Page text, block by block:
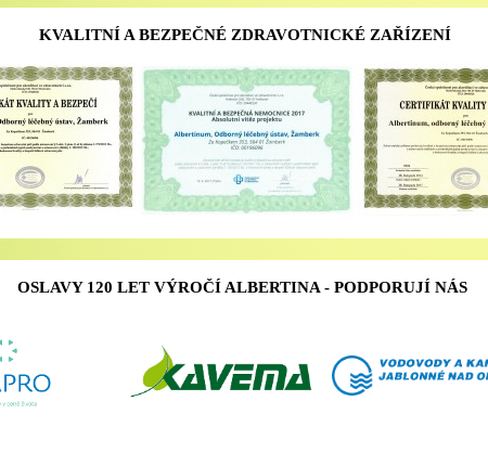
KVALITNÍ A BEZPEČNÉ ZDRAVOTNICKÉ ZAŘÍZENÍ
OSLAVY 120 LET VÝROČÍ ALBERTINA - PODPORUJÍ NÁS